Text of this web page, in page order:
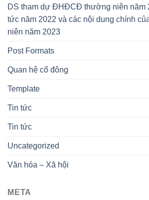
DS tham dự ĐHĐCĐ thường niên năm
tức năm 2022 và các nội dung chính
niên năm 2023
Post Formats
Quan hệ cổ đông
Template
Tin tức
Tin tức
Uncategorized
Văn hóa – Xã hội
META